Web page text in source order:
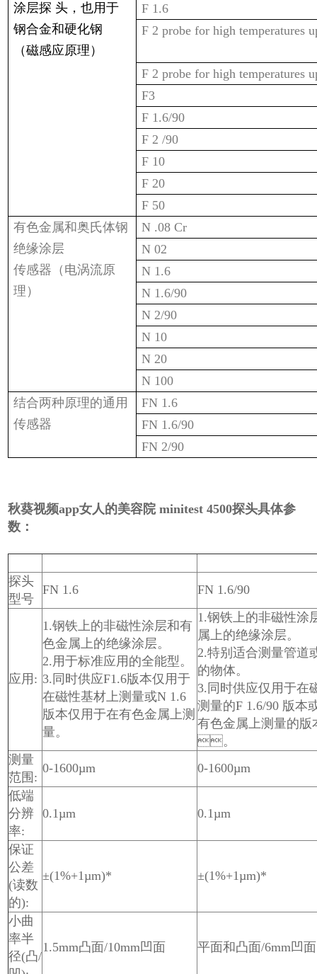
涂层探 头，也用于
钢合金和硬化钢
（磁感应原理）
F 1.6
F 2 probe for high temperatures
F 2 probe for high temperatures
F3
F 1.6/90
F 2 /90
F 10
F 20
F 50
有色金属和奥氏体钢
绝缘涂层
传感器（电涡流原
理）
N .08 Cr
N 02
N 1.6
N 1.6/90
N 2/90
N 10
N 20
N 100
结合两种原理的通用
传感器
FN 1.6
FN 1.6/90
FN 2/90
秋葵视频app女人的美容院 minitest 4500探头具体参
数：
探头
型号
FN 1.6 FN 1.6/90
应用:
1.钢铁上的非磁性涂层和有
色金属上的绝缘涂层。
2.用于标准应用的全能型。
3.同时供应F1.6版本仅用于
在磁性基材上测量或N 1.6
版本仅用于在有色金属上测
量。
1.钢铁上的非磁性涂
属上的绝缘涂层。
2.特别适合测量管道
的物体。
3.同时供应仅用于在
测量的F 1.6/90 版本
有色金属上测量的版
。
测量
范围:
0-1600µm
0-1600µm
低端
分辨
率:
0.1µm 0.1µm
保证
公差
(读数
的):
±(1%+1µm)* ±(1%+1µm)*
小曲
率半
径(凸/
1.5mm凸面/10mm凹面 平面和凸面/6mm凹面